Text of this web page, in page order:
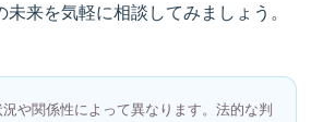
来を気軽に相談してみましょう。
や関係性によって異なります。法的な判